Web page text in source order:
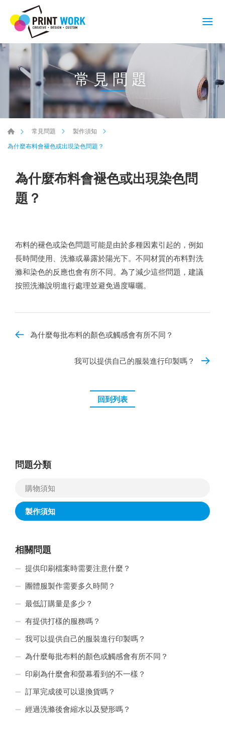
常見問題
常見問題
製作須知
為什麼布料會褪色或出現染色問題？
為什麼布料會褪色或出現染色問
題？
布料的褪色或染色問題可能是由於多種因素引起的，例如
長時間使用、洗滌或暴露於陽光下。不同材質的布料對洗
滌和染色的反應也會有所不同。為了減少這些問題，建議
按照洗滌說明進行處理並避免過度曝曬。
為什麼每批布料的顏色或觸感會有所不同？
我可以提供自己的服裝進行印製嗎？
回到列表
問題分類
購物須知
製作須知
相關問題
提供印刷檔案時需要注意什麼？
團體服製作需要多久時間？
最低訂購量是多少？
有提供打樣的服務嗎？
我可以提供自己的服裝進行印製嗎？
為什麼每批布料的顏色或觸感會有所不同？
印刷為什麼會和螢幕看到的不一樣？
訂單完成後可以退換貨嗎？
經過洗滌後會縮水以及變形嗎？